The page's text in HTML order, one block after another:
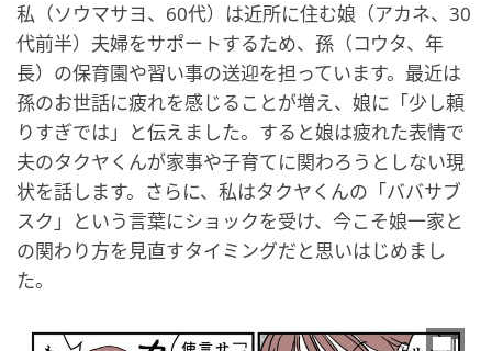
私（ソウマサヨ、60代）は近所に住む娘（アカネ、30
代前半）夫婦をサポートするため、孫（コウタ、年
長）の保育園や習い事の送迎を担っています。最近は
孫のお世話に疲れを感じることが増え、娘に「少し頼
りすぎでは」と伝えました。すると娘は疲れた表情で
夫のタクヤくんが家事や子育てに関わろうとしない現
状を話します。さらに、私はタクヤくんの「ババサブ
スク」という言葉にショックを受け、今こそ娘一家と
の関わり方を見直すタイミングだと思いはじめまし
た。